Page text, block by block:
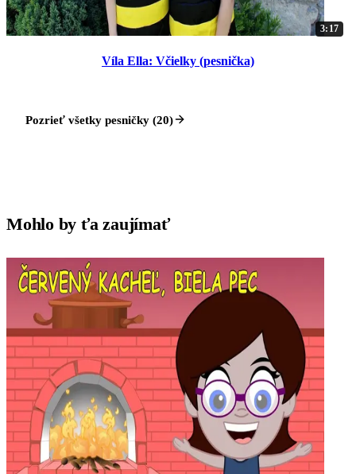
3:17
Víla Ella: Včielky (pesnička)
Pozrieť všetky pesničky (20)
Mohlo by ťa zaujímať